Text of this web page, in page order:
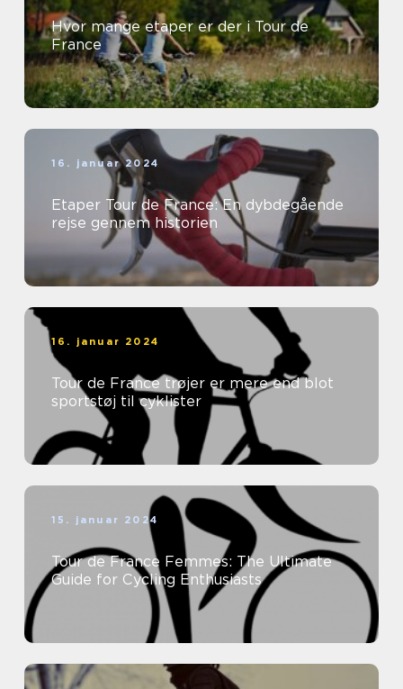
Hvor mange etaper er der i Tour de
France
16. januar 2024
Etaper Tour de France: En dybdegående
rejse gennem historien
16. januar 2024
Tour de France trøjer er mere end blot
sportstøj til cyklister
15. januar 2024
Tour de France Femmes: The Ultimate
Guide for Cycling Enthusiasts